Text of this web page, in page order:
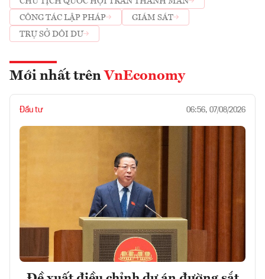
CÔNG TÁC LẬP PHÁP
GIÁM SÁT
TRỤ SỞ DÔI DƯ
Mới nhất trên VnEconomy
Đầu tư 06:56, 07/08/2026